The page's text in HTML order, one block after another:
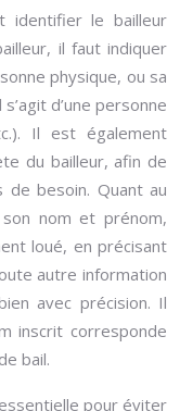
identifier le bailleur
il faut indiquer
physique, ou sa
d’une personne
Il est également
du bailleur, afin de
de besoin. Quant au
nom et prénom,
loué, en précisant
autre information
avec précision. Il
inscrit corresponde
bail.
pour éviter